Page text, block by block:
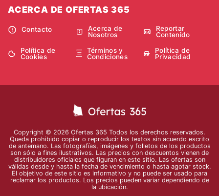
ACERCA DE OFERTAS 365
Contacto
Acerca de
Nosotros
Reportar
Contenido
Política de
Cookies
Términos y
Condiciones
Política de
Privacidad
Copyright © 2026 Ofertas 365 Todos los derechos reservados.
Queda prohibido copiar o reproducir los textos sin acuerdo escrito
de antemano. Las fotografías, imágenes y folletos de los productos
son sólo a fines ilustrativos. Las precios con descuentos vienen de
distribuidores oficiales que figuran en este sitio. Las ofertas son
válidas desde y hasta la fecha de vencimiento o hasta agotar stock.
El objetivo de este sitio es informativo y no puede ser usado para
reclamar los productos. Los precios pueden variar dependiendo de
la ubicación.